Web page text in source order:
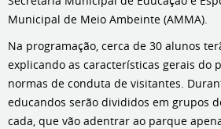
Municipal de Meio Ambeinte (AMMA).
Na programação, cerca de 30 alunos
explicando as características gerais do
normas de conduta de visitantes.
educandos serão divididos em grupos
cada, que vão adentrar ao parque